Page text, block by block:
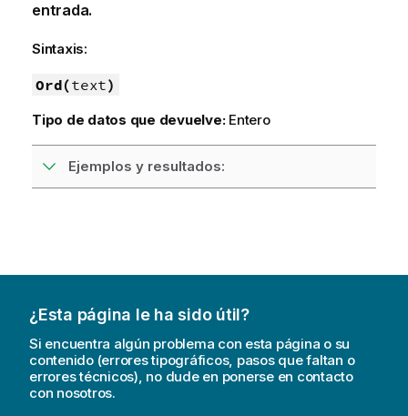
entrada.
Sintaxis:
Ord(text)
Tipo de datos que devuelve: Entero
Ejemplos y resultados:
¿Esta página le ha sido útil?
Si encuentra algún problema con esta página o su
contenido (errores tipográficos, pasos que faltan o
errores técnicos), no dude en ponerse en contacto
con nosotros.